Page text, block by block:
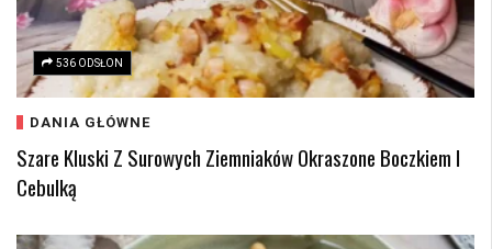
536 ODSŁON
DANIA GŁÓWNE
Szare Kluski Z Surowych Ziemniaków Okraszone Boczkiem I
Cebulką